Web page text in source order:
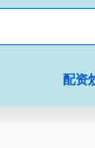
配资